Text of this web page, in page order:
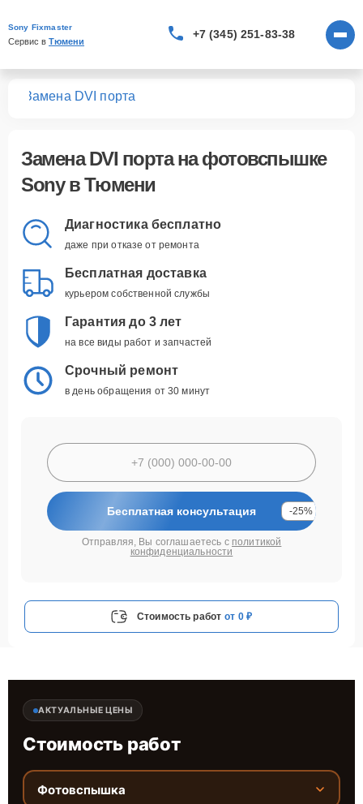
Sony Fixmaster
Сервис в Тюмени
+7 (345) 251-83-38
Замена DVI порта
Замена DVI портана фотовспышке
Sony в Тюмени
Диагностика бесплатно
даже при отказе от ремонта
Бесплатная доставка
курьером собственной службы
Гарантия до 3 лет
на все виды работ и запчастей
Срочный ремонт
в день обращения от 30 минут
Бесплатная консультация -25%
Отправляя, Вы соглашаетесь с политикой
конфиденциальности
Стоимость работ от 0 ₽
АКТУАЛЬНЫЕ ЦЕНЫ
Стоимость работ
Фотовспышка